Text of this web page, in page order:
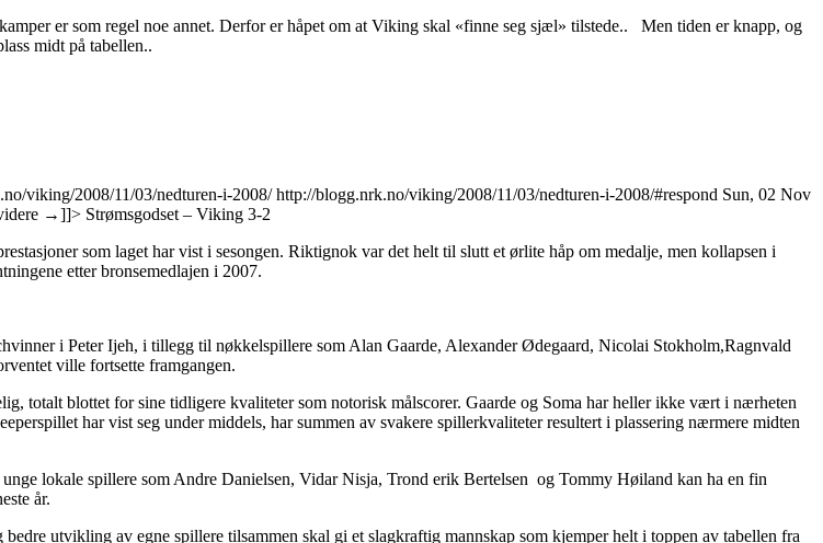
er som regel noe annet. Derfor er håpet om at Viking skal «finne seg sjæl» tilstede.. Men tiden er knapp, og
midt på tabellen..
viking/2008/11/03/nedturen-i-2008/http://blogg.nrk.no/viking/2008/11/03/nedturen-i-2008/#respond Sun, 02 Nov
→]]> Strømsgodset – Viking 3-2
som laget har vist i sesongen. Riktignok var det helt til slutt et ørlite håp om medalje, men kollapsen i
etter bronsemedlajen i 2007.
i Peter Ijeh, i tillegg til nøkkelspillere som Alan Gaarde, Alexander Ødegaard, Nicolai Stokholm,Ragnvald
ville fortsette framgangen.
totalt blottet for sine tidligere kvaliteter som notorisk målscorer. Gaarde og Soma har heller ikke vært i nærheten
har vist seg under middels, har summen av svakere spillerkvaliteter resultert i plassering nærmere midten
lokale spillere som Andre Danielsen, Vidar Nisja, Trond erik Bertelsen og Tommy Høiland kan ha en fin
år.
utvikling av egne spillere tilsammen skal gi et slagkraftig mannskap som kjemper helt i toppen av tabellen fra